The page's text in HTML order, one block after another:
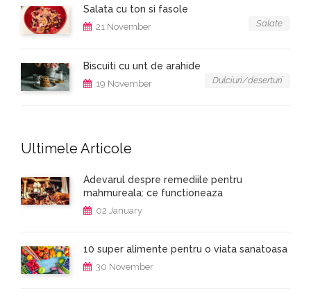
Salata cu ton si fasole
21 November Salate
Biscuiti cu unt de arahide
19 November Dulciuri/deserturi
Ultimele Articole
Adevarul despre remediile pentru
mahmureala: ce functioneaza
02 January
10 super alimente pentru o viata sanatoasa
30 November